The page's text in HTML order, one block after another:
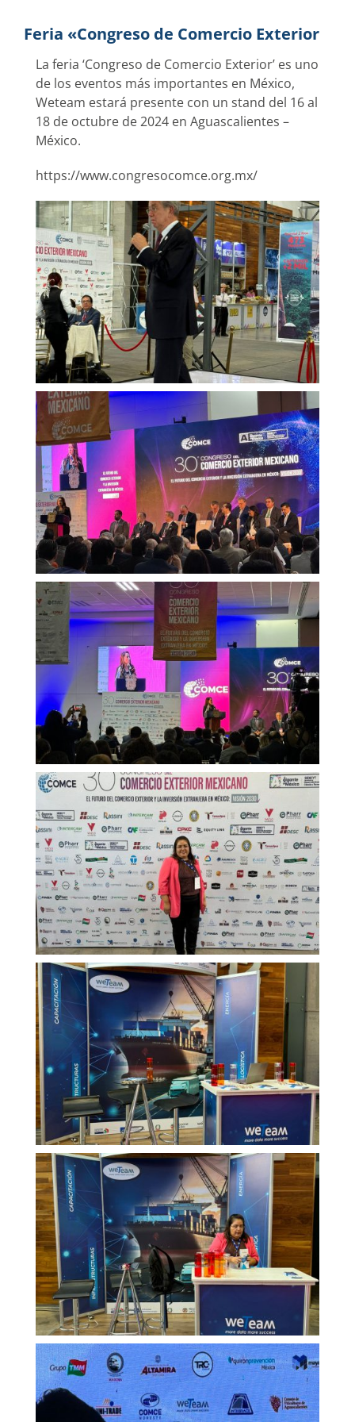
Feria «Congreso de Comercio Exterior
La feria ‘Congreso de Comercio Exterior’ es uno
de los eventos más importantes en México,
Weteam estará presente con un stand del 16 al
18 de octubre de 2024 en Aguascalientes –
México.
https://www.congresocomce.org.mx/